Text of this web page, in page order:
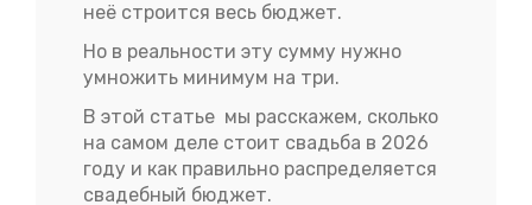
неё строится весь бюджет.
Но в реальности эту сумму нужно
умножить минимум на три.
В этой статье мы расскажем, сколько
на самом деле стоит свадьба в 2026
году и как правильно распределяется
свадебный бюджет.